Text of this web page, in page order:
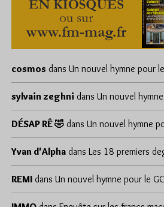
cosmos dans Un nouvel hymne pour
sylvain zeghni dans Un nouvel
DÉSAP RÊ 🤣 dans Un nouvel hymne
Yvan d'Alpha dans Les 18 premiers
REMI dans Un nouvel hymne pour le